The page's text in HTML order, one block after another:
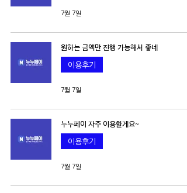
7월 7일
원하는 금액만 진행 가능해서 좋네
이용후기
7월 7일
누누페이 자주 이용할게요~
이용후기
7월 7일